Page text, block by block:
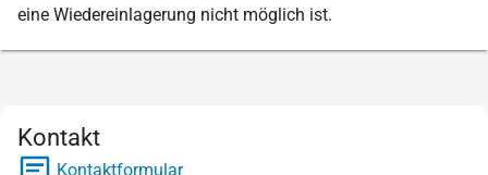
eine Wiedereinlagerung nicht möglich ist.
Kontakt
Kontaktformular